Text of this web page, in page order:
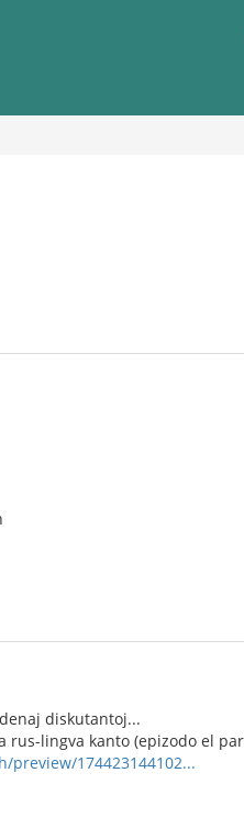
diskutantoj...
rus-lingva kanto (epizodo el
174423144102...